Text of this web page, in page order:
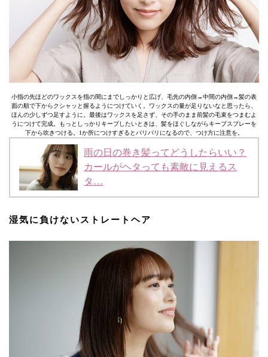
小指の先ほどのワックスを指の間にまでしっかりと広げ、毛先の内側→中間の内側→髪の表
面の順で下からクシャッと握るようにつけていく。ワックスの量が足りないなと思ったら、
ほんの少しずつ足すように。最後はワックスを足さず、その手のまま前髪の毛束をつまむよ
うにつけて完成。もっとしっかりキープしたいときは、髪をほぐしながらキープスプレーを
下から吹きつける。1か所につけすぎるとバリバリになるので、つけ方に注意を。
雨の日の巻き髪ってどうしたらいい？
カールがヘタっても素敵に見えるス
タ…
湿気に負けないストレートヘア